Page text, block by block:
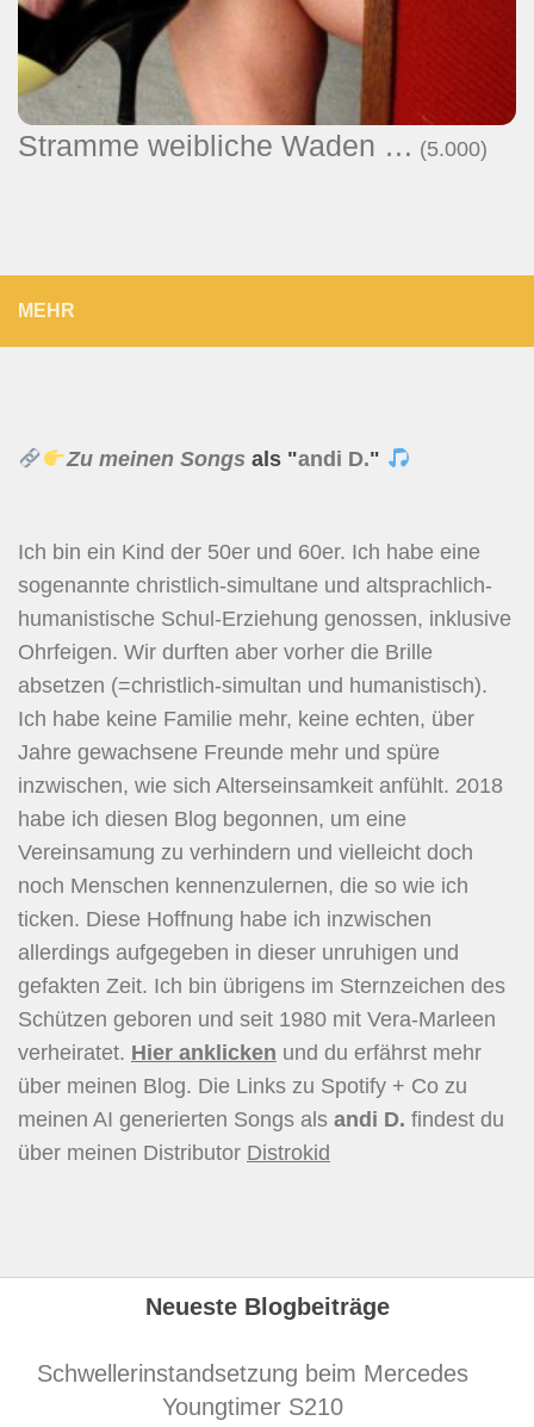
Stramme weibliche Waden … (5.000)
MEHR
Zu meinen Songs als "andi D."
Ich bin ein Kind der 50er und 60er. Ich habe eine
sogenannte christlich-simultane und altsprachlich-
humanistische Schul-Erziehung genossen, inklusive
Ohrfeigen. Wir durften aber vorher die Brille
absetzen (=christlich-simultan und humanistisch).
Ich habe keine Familie mehr, keine echten, über
Jahre gewachsene Freunde mehr und spüre
inzwischen, wie sich Alterseinsamkeit anfühlt. 2018
habe ich diesen Blog begonnen, um eine
Vereinsamung zu verhindern und vielleicht doch
noch Menschen kennenzulernen, die so wie ich
ticken. Diese Hoffnung habe ich inzwischen
allerdings aufgegeben in dieser unruhigen und
gefakten Zeit. Ich bin übrigens im Sternzeichen des
Schützen geboren und seit 1980 mit Vera-Marleen
verheiratet. Hier anklicken und du erfährst mehr
über meinen Blog. Die Links zu Spotify + Co zu
meinen AI generierten Songs als andi D. findest du
über meinen Distributor Distrokid
Neueste Blogbeiträge
Schwellerinstandsetzung beim Mercedes
Youngtimer S210